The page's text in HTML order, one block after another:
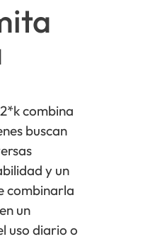
combina
buscan
y un
combinarla
un
uso diario o